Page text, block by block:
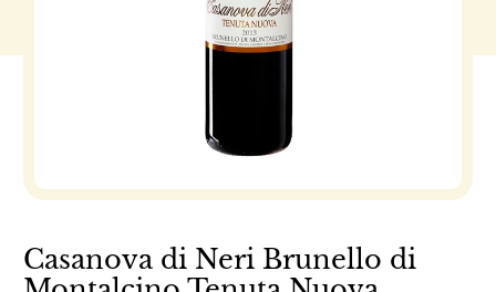
Casanova di Neri Brunello di